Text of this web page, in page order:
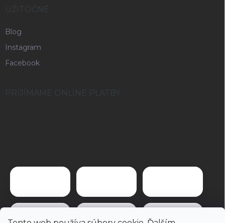
UŽITOČNÉ
Blog
Instagram
Facebook
PRIJÍMAME ONLINE PLATBY